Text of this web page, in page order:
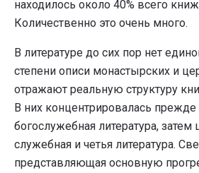
находилось около 40% всего
Количественно это очень много.
В литературе до сих пор нет
степени описи монастырских и
отражают реальную структуру
В них концентрировалась прежде
богослужебная литература, затем
служебная и четья литература.
представляющая основную